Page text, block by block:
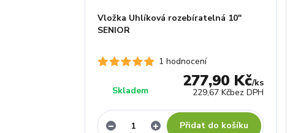
1 hodnocení
Vložka Uhlíková rozebíratelná 10"
SENIOR
277,90 Kč/ks
229,67 Kčbez DPH
Skladem
Přidat do košíku